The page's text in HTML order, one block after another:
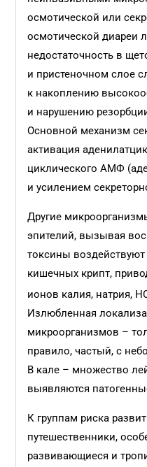
осмотической или
осмотической диареи
недостаточность в
и пристеночном слое
к накоплению
и нарушению
Основной механизм
активация
циклического АМФ
и усилением
Другие
эпителий, вызывая
токсины
кишечных крипт,
ионов калия, натрия,
Излюбленная
микроорганизмов –
правило, частый, с
В кале – множество
выявляются
К группам риска
путешественники,
развивающиеся и